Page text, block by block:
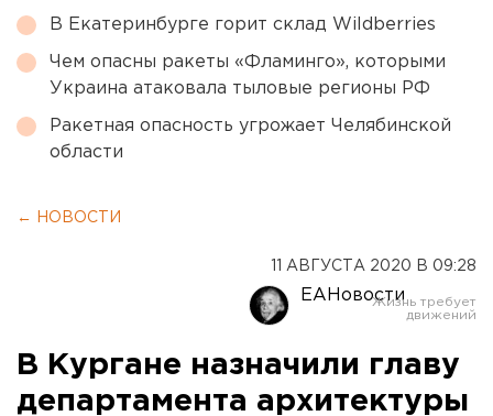
В Екатеринбурге горит склад Wildberries
Чем опасны ракеты «Фламинго», которыми
Украина атаковала тыловые регионы РФ
Ракетная опасность угрожает Челябинской
области
← НОВОСТИ
11 АВГУСТА 2020 В 09:28
ЕАНовости
В Кургане назначили главу
департамента архитектуры